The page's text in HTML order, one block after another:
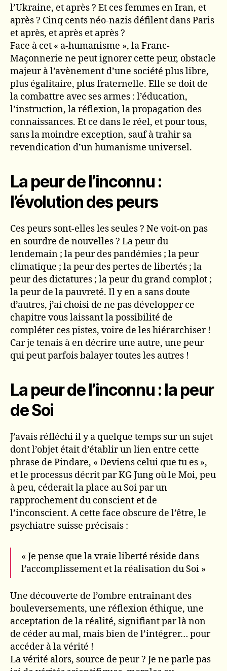
l’Ukraine, et après ? Et ces femmes en Iran, et
après ? Cinq cents néo-nazis défilent dans Paris
et après, et après et après ?
Face à cet « a-humanisme », la Franc-
Maçonnerie ne peut ignorer cette peur, obstacle
majeur à l’avènement d’une société plus libre,
plus égalitaire, plus fraternelle. Elle se doit de
la combattre avec ses armes : l’éducation,
l’instruction, la réflexion, la propagation des
connaissances. Et ce dans le réel, et pour tous,
sans la moindre exception, sauf à trahir sa
revendication d’un humanisme universel.
La peur de l’inconnu :
l’évolution des peurs
Ces peurs sont-elles les seules ? Ne voit-on pas
en sourdre de nouvelles ? La peur du
lendemain ; la peur des pandémies ; la peur
climatique ; la peur des pertes de libertés ; la
peur des dictatures ; la peur du grand complot ;
la peur de la pauvreté. Il y en a sans doute
d’autres, j’ai choisi de ne pas développer ce
chapitre vous laissant la possibilité de
compléter ces pistes, voire de les hiérarchiser !
Car je tenais à en décrire une autre, une peur
qui peut parfois balayer toutes les autres !
La peur de l’inconnu : la peur
de Soi
J’avais réfléchi il y a quelque temps sur un sujet
dont l’objet était d’établir un lien entre cette
phrase de Pindare, « Deviens celui que tu es »,
et le processus décrit par KG Jung où le Moi, peu
à peu, céderait la place au Soi par un
rapprochement du conscient et de
l’inconscient. A cette face obscure de l’être, le
psychiatre suisse précisais :
« Je pense que la vraie liberté réside dans
l’accomplissement et la réalisation du Soi »
Une découverte de l’ombre entraînant des
bouleversements, une réflexion éthique, une
acceptation de la réalité, signifiant par là non
de céder au mal, mais bien de l’intégrer… pour
accéder à la vérité !
La vérité alors, source de peur ? Je ne parle pas